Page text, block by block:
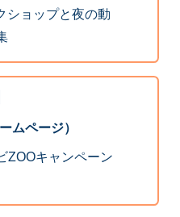
ショップと夜の動
ムページ）
ZOOキャンペーン